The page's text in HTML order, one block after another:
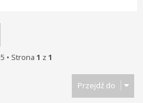
• Strona 1 z 1
Przejdź do